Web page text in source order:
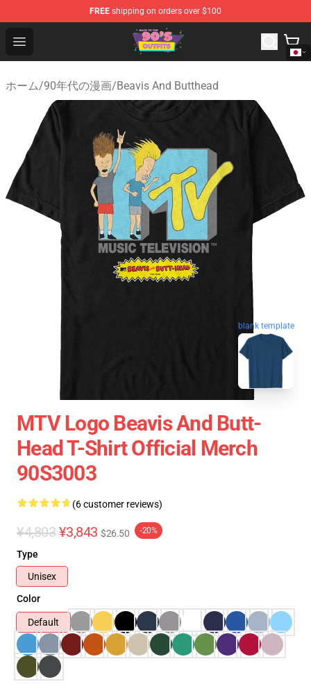
FREE shipping on orders over $100
Open menu
90s Outfits Store - Official 90s Outfits Merchandise Shop
ホーム/90年代の漫画/Beavis And Butthead
blank template
MTV Logo Beavis And Butt-
Head T-Shirt Official Merch
90S3003
(6 customer reviews)
¥4,803 ¥3,843 $26.50 -20%
Type
Unisex
Color
Default